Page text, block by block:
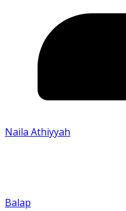
Naila Athiyyah
Balap